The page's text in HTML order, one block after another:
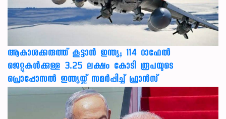
ആകാശക്കരുത്ത് കൂട്ടാൻ ഇന്ത്യ; 114 റാഫേൽ
ജെറ്റുകൾക്കുള്ള 3.25 ലക്ഷം കോടി രൂപയുടെ
പ്രൊപ്പോസൽ ഇന്ത്യയ്ക്ക് സമർപ്പിച്ച് ഫ്രാൻസ്